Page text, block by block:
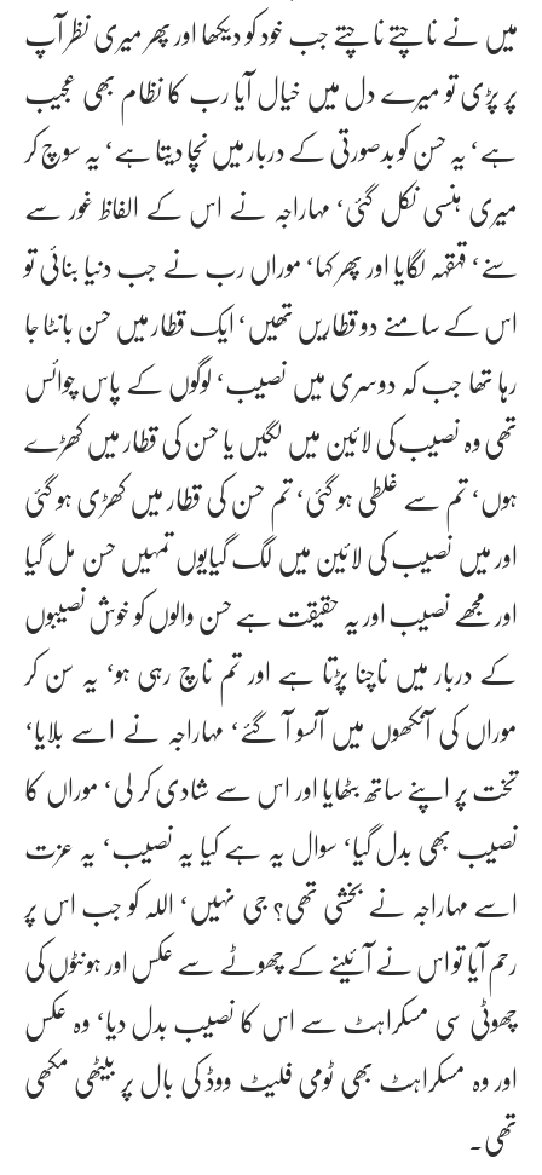
میں نے ناچتے ناچتے جب خود کو دیکھا اور پھر میری نظر آپ
پر پڑی تو میرے دل میں خیال آیا رب کا نظام بھی عجیب
ہے‘ یہ حسن کو بدصورتی کے دربار میں نچا دیتا ہے‘ یہ سوچ کر
میری ہنسی نکل گئی‘ مہاراجہ نے اس کے الفاظ غور سے
سنے‘ قہقہہ لگایا اور پھر کہا‘ موراں رب نے جب دنیا بنائی تو
اس کے سامنے دو قطاریں تھیں‘ ایک قطار میں حسن بانٹا جا
رہا تھا جب کہ دوسری میں نصیب‘ لوگوں کے پاس چوائس
تھی وہ نصیب کی لائین میں لگیں یا حسن کی قطار میں کھڑے
ہوں‘ تم سے غلطی ہو گئی‘ تم حسن کی قطار میں کھڑی ہو گئی
اور میں نصیب کی لائین میں لگ گیایوں تمہیں حسن مل گیا
اور مجھے نصیب اور یہ حقیقت ہے حسن والوں کو خوش نصیبوں
کے دربار میں ناچنا پڑتا ہے اور تم ناچ رہی ہو‘ یہ سن کر
موراں کی آنکھوں میں آنسو آ گئے‘ مہاراجہ نے اسے بلایا‘
تخت پر اپنے ساتھ بٹھایا اور اس سے شادی کر لی‘ موراں کا
نصیب بھی بدل گیا‘ سوال یہ ہے کیا یہ نصیب‘ یہ عزت
اسے مہاراجہ نے بخشی تھی؟ جی نہیں‘ اللہ کو جب اس پر
رحم آیا تو اس نے آئینے کے چھوٹے سے عکس اور ہونٹوں کی
چھوٹی سی مسکراہٹ سے اس کا نصیب بدل دیا‘ وہ عکس
اور وہ مسکراہٹ بھی ٹومی فلیٹ ووڈ کی بال پر بیٹھی مکھی
تھی۔